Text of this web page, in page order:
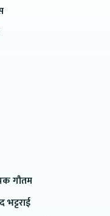
गौतम
भट्टराई